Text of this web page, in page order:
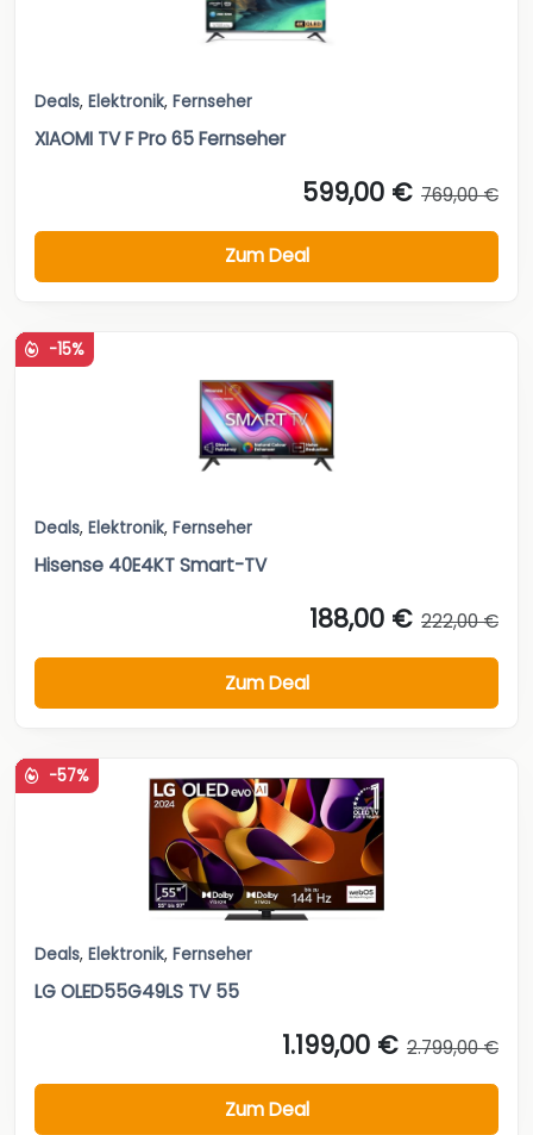
Deals, Elektronik, Fernseher
XIAOMI TV F Pro 65 Fernseher
599,00 € 769,00 €
Zum Deal
-15%
Deals, Elektronik, Fernseher
Hisense 40E4KT Smart-TV
188,00 € 222,00 €
Zum Deal
-57%
Deals, Elektronik, Fernseher
LG OLED55G49LS TV 55
1.199,00 € 2.799,00 €
Zum Deal